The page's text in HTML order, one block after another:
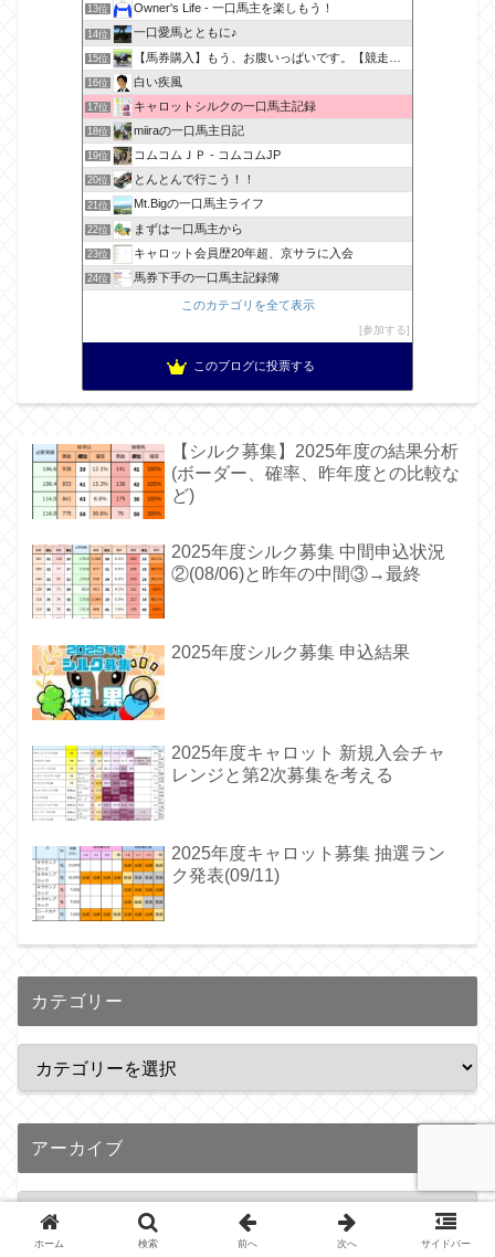
13位 Owner's Life - 一口馬主を楽しもう！
14位 一口愛馬とともに♪
15位 【馬券購入】もう、お腹いっぱいです。【競走馬出資】
16位 白い疾風
17位 キャロットシルクの一口馬主記録
18位 miiraの一口馬主日記
19位 コムコムＪＰ - コムコムJP
20位 とんとんで行こう！！
21位 Mt.Bigの一口馬主ライフ
22位 まずは一口馬主から
23位 キャロット会員歴20年超、京サラに入会
24位 馬券下手の一口馬主記録簿
このカテゴリを全て表示
参加する
このブログに投票する
【シルク募集】2025年度の結果分析
(ボーダー、確率、昨年度との比較な
ど)
2025年度シルク募集 中間申込状況
②(08/06)と昨年の中間③→最終
2025年度シルク募集 申込結果
2025年度キャロット 新規入会チャ
レンジと第2次募集を考える
2025年度キャロット募集 抽選ラン
ク発表(09/11)
カテゴリー
アーカイブ
ホーム 検索 前へ 次へ サイドバー